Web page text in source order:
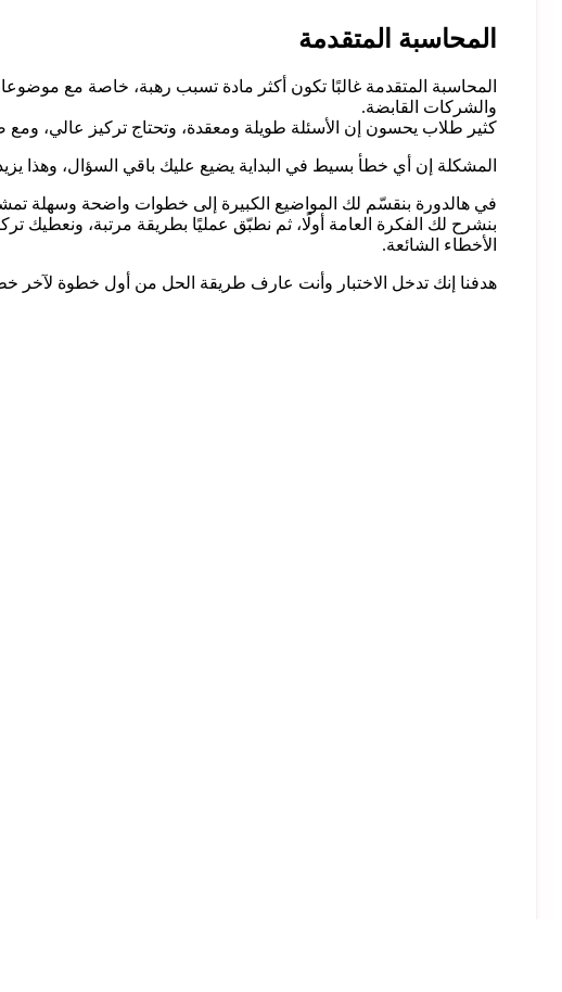
المحاسبة المتقدمة
المحاسبة المتقدمة غالبًا تكون أكثر مادة تسبب رهبة، خاصة مع
والشركات القابضة.
كثير طلاب يحسون إن الأسئلة طويلة ومعقدة، وتحتاج تركيز عالي، ومع
المشكلة إن أي خطأ بسيط في البداية يضيع عليك باقي السؤال، وهذا
في هالدورة بنقسّم لك المواضيع الكبيرة إلى خطوات واضحة وسهلة
بنشرح لك الفكرة العامة أولًا، ثم نطبّق عمليًا بطريقة مرتبة، ونعطيك
الأخطاء الشائعة.
هدفنا إنك تدخل الاختبار وأنت عارف طريقة الحل من أول خطوة